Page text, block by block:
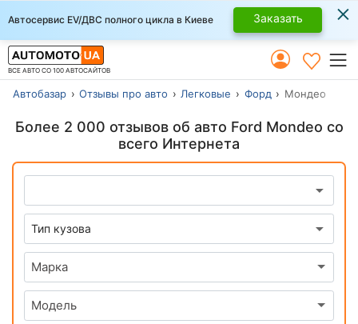
Автосервис EV/ДВС полного цикла в Киеве Заказать ×
ВСЕ АВТО СО 100 АВТОСАЙТОВ
Автобазар Отзывы про авто Легковые Форд Мондео
Более 2 000 отзывов об авто Ford Mondeo со
всего Интернета
Марка
Модель